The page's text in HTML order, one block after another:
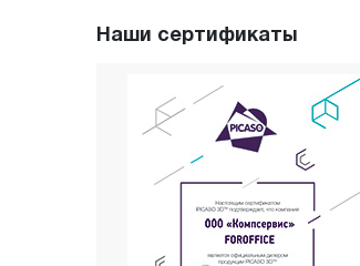
Наши сертификаты